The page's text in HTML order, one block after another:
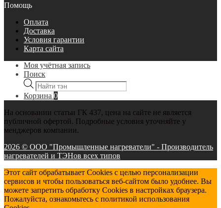
Помощь
Оплата
Доставка
Условия гарантии
Карта сайта
Моя учётная запись
Поиск
Поиск
товаров
Корзина 0
На основании статьи ГК 437, цена на сайте не является
публичной офертой. Подробные условия уточняйте у
менджеров компании.
2026 © ООО "Промышленные нагреватели" - Производитель
нагревателей и ТЭНов всех типов
Этот сайт обрабатывает Cookies с целью персонализации
сервисов и чтобы пользоваться веб-сайтом было удобнее. Вы
можете запретить обработку Cookies в настройках браузера.
Пожалуйста, ознакомьтесь с политикой использования